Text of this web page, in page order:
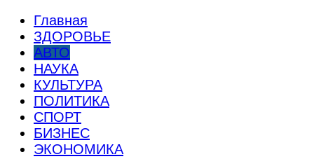
Главная
ЗДОРОВЬЕ
АВТО
НАУКА
КУЛЬТУРА
ПОЛИТИКА
СПОРТ
БИЗНЕС
ЭКОНОМИКА